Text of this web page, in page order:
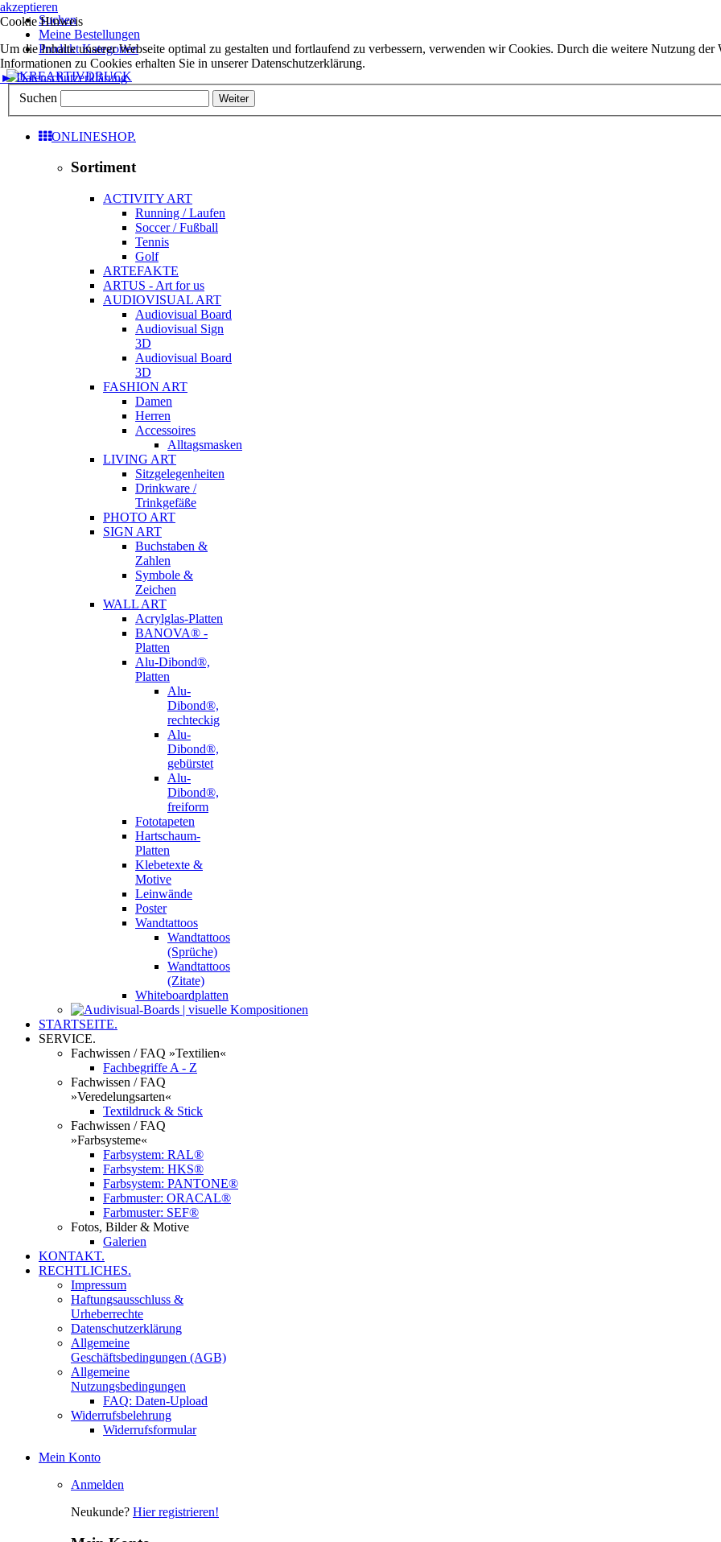
akzeptieren
Cookie Hinweis
Um die Inhalte unserer Webseite optimal zu gestalten und fortlaufend zu verbessern, verwenden wir Cookies. Durch die weitere Nutzung
Informationen zu Cookies erhalten Sie in unserer Datenschutzerklärung.
► Datenschutzerklärung
Suchen
Meine Bestellungen
Produkt Kategorien
Suchen
Suchen Weiter
ONLINESHOP.
Sortiment
ACTIVITY ART
Running / Laufen
Soccer / Fußball
Tennis
Golf
ARTEFAKTE
ARTUS - Art for us
AUDIOVISUAL ART
Audiovisual Board
Audiovisual Sign
3D
Audiovisual Board
3D
FASHION ART
Damen
Herren
Accessoires
Alltagsmasken
LIVING ART
Sitzgelegenheiten
Drinkware /
Trinkgefäße
PHOTO ART
SIGN ART
Buchstaben &
Zahlen
Symbole &
Zeichen
WALL ART
Acrylglas-Platten
BANOVA® -
Platten
Alu-Dibond®,
Platten
Alu-
Dibond®,
rechteckig
Alu-
Dibond®,
gebürstet
Alu-
Dibond®,
freiform
Fototapeten
Hartschaum-
Platten
Klebetexte &
Motive
Leinwände
Poster
Wandtattoos
Wandtattoos
(Sprüche)
Wandtattoos
(Zitate)
Whiteboardplatten
STARTSEITE.
SERVICE.
Fachwissen / FAQ »Textilien«
Fachbegriffe A - Z
Fachwissen / FAQ
»Veredelungsarten«
Textildruck & Stick
Fachwissen / FAQ
»Farbsysteme«
Farbsystem: RAL®
Farbsystem: HKS®
Farbsystem: PANTONE®
Farbmuster: ORACAL®
Farbmuster: SEF®
Fotos, Bilder & Motive
Galerien
KONTAKT.
RECHTLICHES.
Impressum
Haftungsausschluss &
Urheberrechte
Datenschutzerklärung
Allgemeine
Geschäftsbedingungen (AGB)
Allgemeine
Nutzungsbedingungen
FAQ: Daten-Upload
Widerrufsbelehrung
Widerrufsformular
Mein Konto
Anmelden
Neukunde? Hier registrieren!